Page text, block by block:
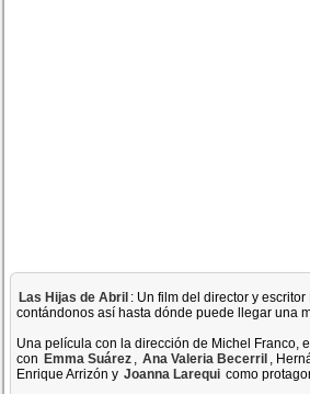
Las Hijas de Abril : Un film del director y
contándonos así hasta dónde puede llegar una
Una película con la dirección de Michel Franco,
con Emma Suárez , Ana Valeria Becerril ,
Enrique Arrizón y Joanna Larequi como